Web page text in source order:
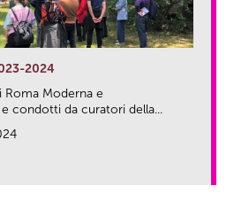
2024
Roma Moderna e
condotti da curatori della...